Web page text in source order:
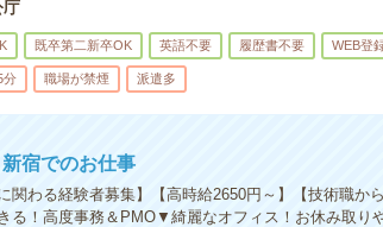
庁
既卒第二新卒OK 英語不要 履歴書不要 WEB登
分 職場が禁煙 派遣多
宿でのお仕事
関わる経験者募集】【高時給2650円～】【技術職か
る！高度事務＆PMO▼綺麗なオフィス！お休み取り